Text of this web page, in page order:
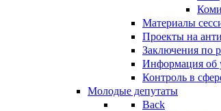
Материалы
Проекты на
Заключения по
Информация об
Контроль в
Молодые депутаты
Back